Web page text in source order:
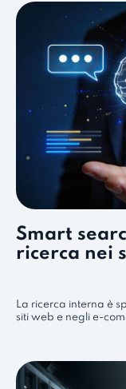
Smart
ricerca nei
La ricerca interna è
siti web e negli e-